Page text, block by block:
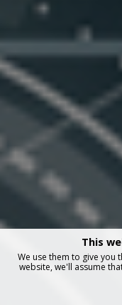
This
We use them to give you
website, we'll assume